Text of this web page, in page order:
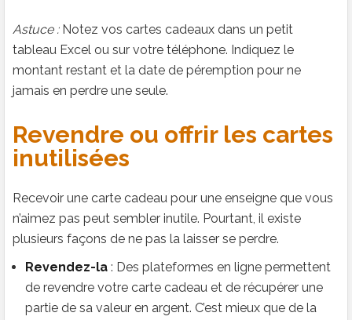
Astuce :Notez vos cartes cadeaux dans un petit
tableau Excel ou sur votre téléphone. Indiquez le
montant restant et la date de péremption pour ne
jamais en perdre une seule.
Revendre ou offrir les cartes
inutilisées
Recevoir une carte cadeau pour une enseigne que vous
n’aimez pas peut sembler inutile. Pourtant, il existe
plusieurs façons de ne pas la laisser se perdre.
Revendez-la : Des plateformes en ligne permettent
de revendre votre carte cadeau et de récupérer une
partie de sa valeur en argent. C’est mieux que de la